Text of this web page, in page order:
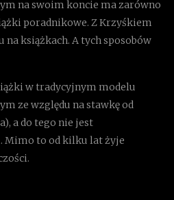
na swoim koncie ma zarówno
poradnikowe. Z Krzyśkiem
książkach. A tych sposobów
w tradycyjnym modelu
ze względu na stawkę od
a do tego nie jest
Mimo to od kilku lat żyje